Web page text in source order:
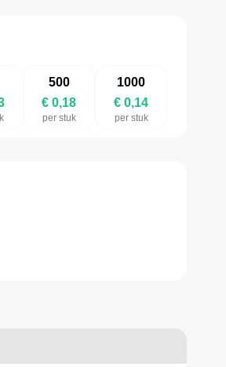
500
€ 0,18
per stuk
1000
€ 0,14
per stuk